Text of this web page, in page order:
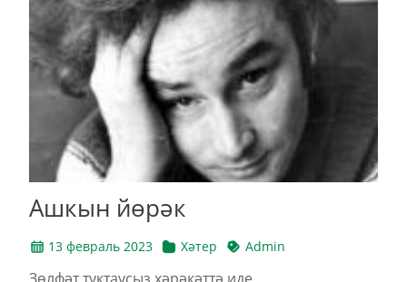
Ашкын йөрәк
13 февраль 2023 Хәтер Admin